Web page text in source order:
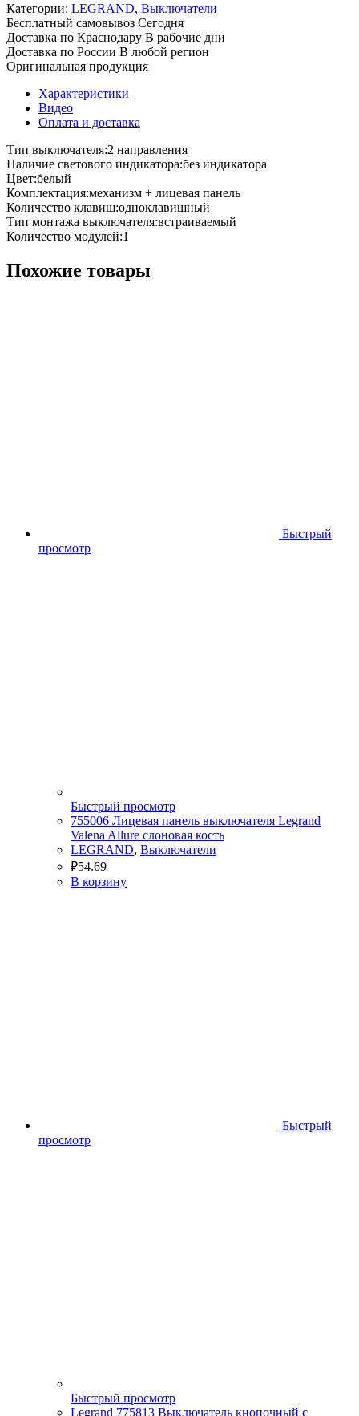
Категории: LEGRAND, Выключатели
Бесплатный самовывоз Сегодня
Доставка по Краснодару В рабочие дни
Доставка по России В любой регион
Оригинальная продукция
Характеристики
Видео
Оплата и доставка
Тип выключателя:2 направления
Наличие светового индикатора:без индикатора
Цвет:белый
Комплектация:механизм + лицевая панель
Количество клавиш:одноклавишный
Тип монтажа выключателя:встраиваемый
Количество модулей:1
Похожие товары
Быстрый
просмотр
Быстрый просмотр
755006 Лицевая панель выключателя Legrand
Valena Allure слоновая кость
LEGRAND, Выключатели
₽54.69
В корзину
Быстрый
просмотр
Быстрый просмотр
Legrand 775813 Выключатель кнопочный с